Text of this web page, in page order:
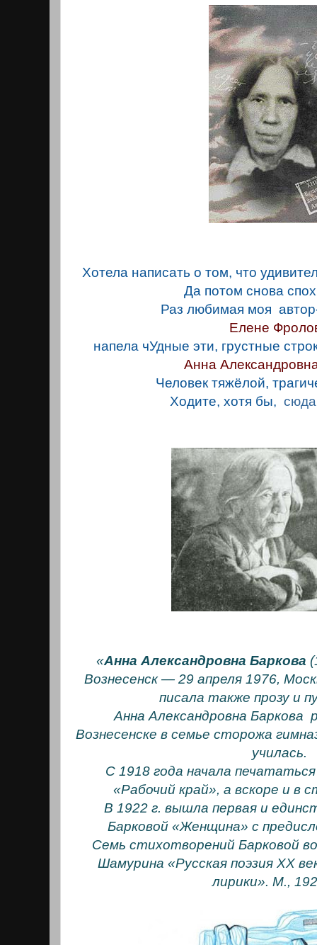
Хотела написать о том, что
Да потом снова
Раз любимая моя
Елене
напела чУдные эти, грустные
Анна
Человек тяжёлой,
Ходите, хотя бы,
«Анна Александровна Баркова
Вознесенск — 29 апреля 1976,
писала также прозу и
Анна Александровна Баркова
Вознесенске в семье сторожа
училась.
С 1918 года начала
«Рабочий край», а вскоре и в
В 1922 г. вышла первая и
Барковой «Женщина» с
Семь стихотворений Барковой
Шамурина «Русская поэзия XX
лирики». М.,